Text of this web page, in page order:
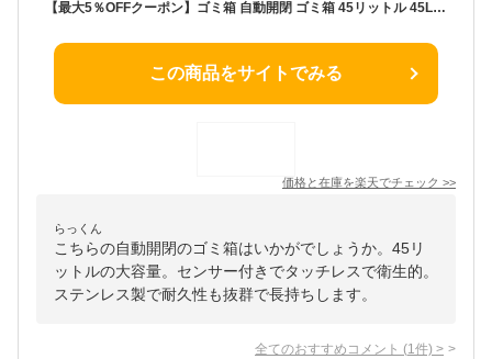
【最大5％OFFクーポン】ゴミ箱 自動開閉 ゴミ箱 45リットル 45L 48リットル ゴミ箱 自動 ふた付き 自動開閉ゴミ箱 センサー 密閉 おしゃれ ステンレス タッチレス ペット いたずら 防止 ダストボックス 電動 ゴミ箱 ごみ箱 キッチン リビング 屋外 新生活
この商品をサイトでみる
価格と在庫を楽天でチェック >>
らっくん
こちらの自動開閉のゴミ箱はいかがでしょうか。45リ
ットルの大容量。センサー付きでタッチレスで衛生的。
ステンレス製で耐久性も抜群で長持ちします。
全てのおすすめコメント (1 件) >